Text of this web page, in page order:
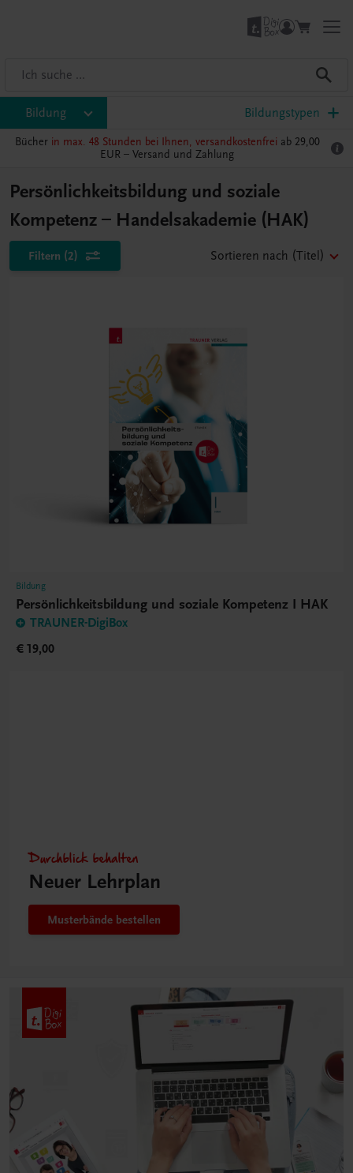
Bildung Bildungstypen
Bücher in max. 48 Stunden bei Ihnen, versandkostenfrei ab 29,00
EUR – Versand und Zahlung
Persönlichkeitsbildung und soziale
Kompetenz – Handelsakademie (HAK)
Filtern (2) Sortieren nach (Titel)
Bildung
Persönlichkeitsbildung und soziale Kompetenz I HAK
TRAUNER-DigiBox
€ 19,00
Durchblick behalten
Neuer Lehrplan
Musterbände bestellen